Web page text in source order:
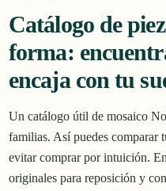
Catálogo de
forma:
encaja con tu
Un catálogo útil de mosaico
familias. Así puedes comparar
evitar comprar por intuición.
originales para reposición y